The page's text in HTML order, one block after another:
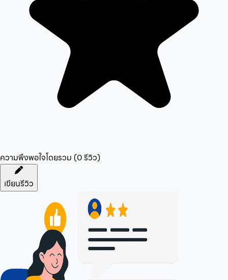
ความพึงพอใจโดยรวม (0รีวิว)
เขียนรีวิว